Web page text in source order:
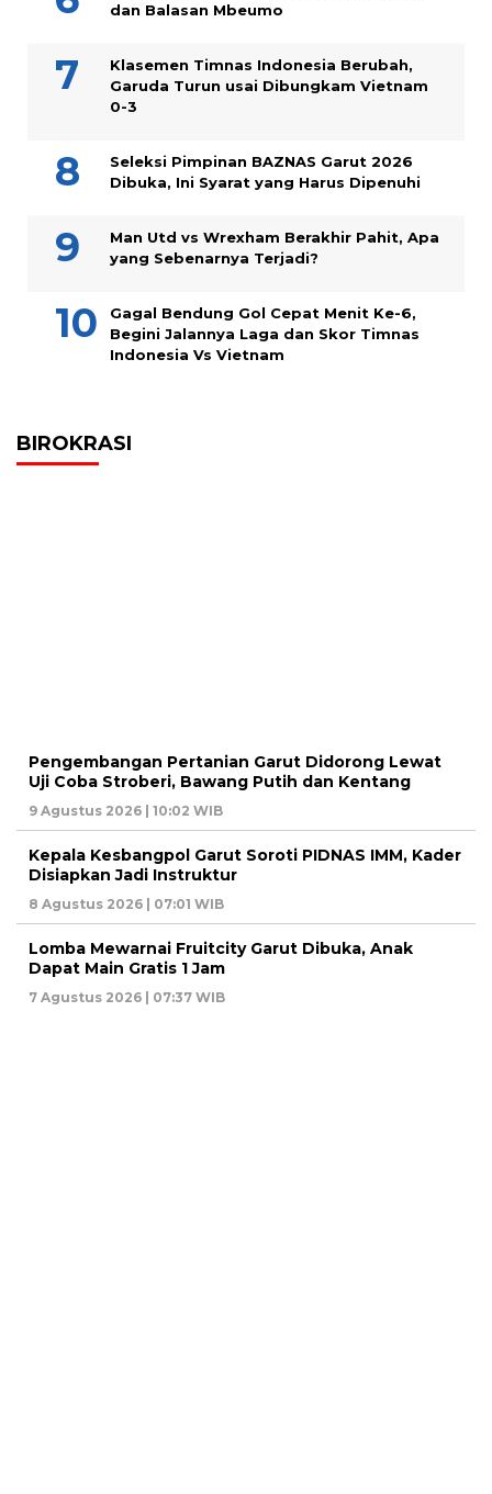
dan Balasan Mbeumo
Klasemen Timnas Indonesia Berubah,
Garuda Turun usai Dibungkam Vietnam
0-3
Seleksi Pimpinan BAZNAS Garut 2026
Dibuka, Ini Syarat yang Harus Dipenuhi
Man Utd vs Wrexham Berakhir Pahit, Apa
yang Sebenarnya Terjadi?
Gagal Bendung Gol Cepat Menit Ke-6,
Begini Jalannya Laga dan Skor Timnas
Indonesia Vs Vietnam
BIROKRASI
Pengembangan Pertanian Garut Didorong Lewat
Uji Coba Stroberi, Bawang Putih dan Kentang
9 Agustus 2026 | 10:02 WIB
Kepala Kesbangpol Garut Soroti PIDNAS IMM, Kader
Disiapkan Jadi Instruktur
8 Agustus 2026 | 07:01 WIB
Lomba Mewarnai Fruitcity Garut Dibuka, Anak
Dapat Main Gratis 1 Jam
7 Agustus 2026 | 07:37 WIB